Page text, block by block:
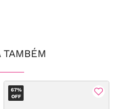
TAMBÉM
67%
OFF